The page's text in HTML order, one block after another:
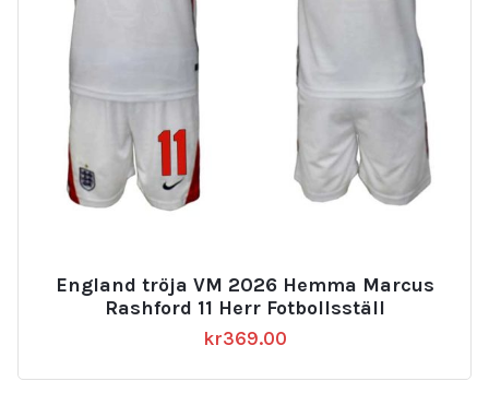
England tröja VM 2026 Hemma Marcus
Rashford 11 Herr Fotbollsställ
kr369.00